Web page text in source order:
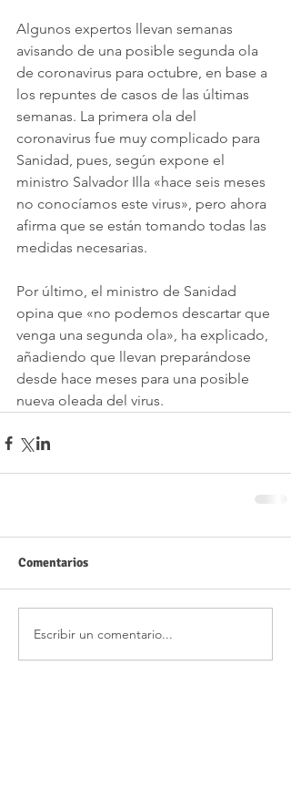
Algunos expertos llevan semanas
avisando de una posible segunda ola
de coronavirus para octubre, en base a
los repuntes de casos de las últimas
semanas. La primera ola del
coronavirus fue muy complicado para
Sanidad, pues, según expone el
ministro Salvador Illa «hace seis meses
no conocíamos este virus», pero ahora
afirma que se están tomando todas las
medidas necesarias.
Por último, el ministro de Sanidad
opina que «no podemos descartar que
venga una segunda ola», ha explicado,
añadiendo que llevan preparándose
desde hace meses para una posible
nueva oleada del virus.
Comentarios
Escribir un comentario...